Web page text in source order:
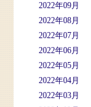
2022年09月
2022年08月
2022年07月
2022年06月
2022年05月
2022年04月
2022年03月